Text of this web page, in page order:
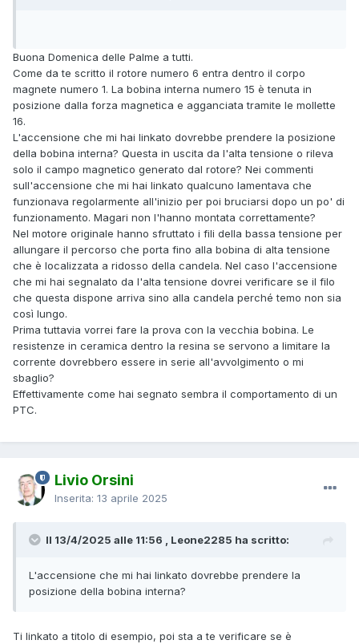
Buona Domenica delle Palme a tutti.
Come da te scritto il rotore numero 6 entra dentro il corpo
magnete numero 1. La bobina interna numero 15 è tenuta in
posizione dalla forza magnetica e agganciata tramite le mollette
16.
L'accensione che mi hai linkato dovrebbe prendere la posizione
della bobina interna? Questa in uscita da l'alta tensione o rileva
solo il campo magnetico generato dal rotore? Nei commenti
sull'accensione che mi hai linkato qualcuno lamentava che
funzionava regolarmente all'inizio per poi bruciarsi dopo un po' di
funzionamento. Magari non l'hanno montata correttamente?
Nel motore originale hanno sfruttato i fili della bassa tensione per
allungare il percorso che porta fino alla bobina di alta tensione
che è localizzata a ridosso della candela. Nel caso l'accensione
che mi hai segnalato da l'alta tensione dovrei verificare se il filo
che questa dispone arriva sino alla candela perché temo non sia
così lungo.
Prima tuttavia vorrei fare la prova con la vecchia bobina. Le
resistenze in ceramica dentro la resina se servono a limitare la
corrente dovrebbero essere in serie all'avvolgimento o mi
sbaglio?
Effettivamente come hai segnato sembra il comportamento di un
PTC.
Livio Orsini
Inserita: 13 aprile 2025
Il 13/4/2025 alle 11:56 , Leone2285 ha scritto:
L'accensione che mi hai linkato dovrebbe prendere la
posizione della bobina interna?
Ti linkato a titolo di esempio, poi sta a te verificare se è